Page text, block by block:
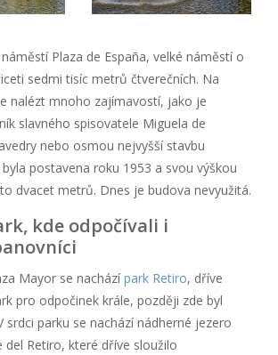
Plaza de España, velké náměstí o
sedmi tisíc metrů čtverečních. Na
nalézt mnoho zajímavostí, jako je
slavného spisovatele Miguela de
nebo osmou nejvyšší stavbu
postavena roku 1953 a svou výškou
dvacet metrů. Dnes je budova nevyužitá.
kde odpočívali i
Mayor se nacházípark Retiro, dříve
pro odpočinek krále, později zde byl
srdci parku se nachází nádherné jezero
del Retiro, které dříve sloužilo